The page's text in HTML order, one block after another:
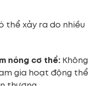
thể xảy ra do nhiều
nóng cơ thể:Không
gia hoạt động thể